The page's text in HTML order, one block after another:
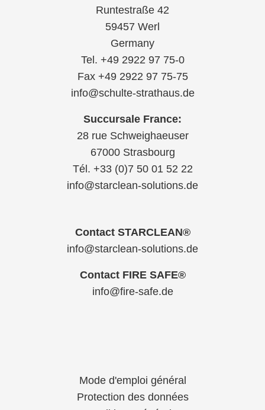
Runtestraße 42
59457 Werl
Germany
Tel. +49 2922 97 75-0
Fax +49 2922 97 75-75
info@schulte-strathaus.de
Succursale France:
28 rue Schweighaeuser
67000 Strasbourg
Tél. +33 (0)7 50 01 52 22
info@starclean-solutions.de
Contact STARCLEAN®
info@starclean-solutions.de
Contact FIRE SAFE®
info@fire-safe.de
Mode d'emploi général
Protection des données